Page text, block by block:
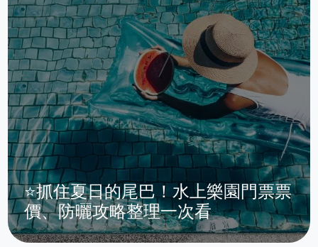
⭐抓住夏日的尾巴！水上樂園門票票
價、防曬攻略整理一次看